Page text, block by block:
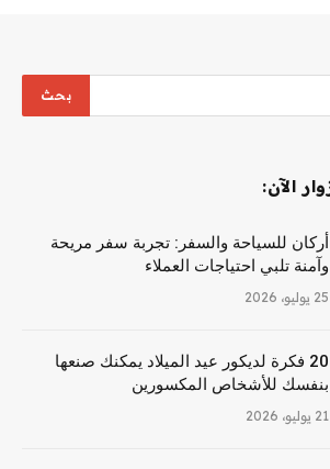
الآن:
أركان للسياحة والسفر: تجربة سفر مريحة
وآمنة تلبي احتياجات العملاء
25 يوليو، 2026
20 فكرة لديكور عيد الميلاد يمكنك صنعها
بنفسك للأشخاص المكسورين
21 يوليو، 2026